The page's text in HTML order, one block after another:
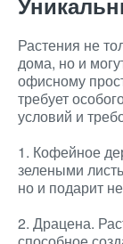
Растения не
дома, но и
офисному
требует
условий и
1. Кофейное
зелеными
но и подарит
2. Драцена.